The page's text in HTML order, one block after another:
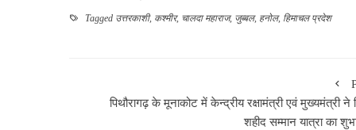
Tagged उत्तरकाशी, कश्मीर, चालदा महाराज, जुब्बल, हनोल, हिमाचल प्रदेश
पिथौरागढ़ के मूनाकोट में केन्द्रीय रक्षामंत्री एवं मुख्यमंत्री ने
शहीद सम्मान यात्रा का